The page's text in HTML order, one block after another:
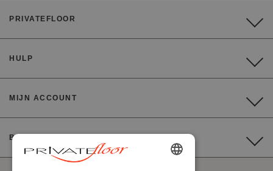
PRIVATEFLOOR
HULP
MIJN ACCOUNT
BETALING